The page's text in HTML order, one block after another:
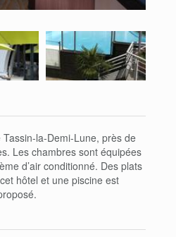
la-Demi-Lune, près de
Les chambres sont équipées
d’air conditionné. Des plats
hôtel et une piscine est